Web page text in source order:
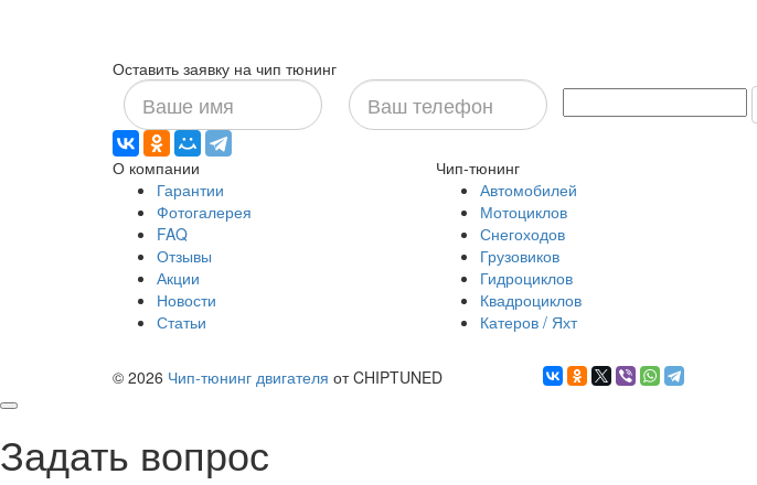
Оставить заявку на чип тюнинг
Ваше
имя
Ваш
телефон
О компании
Гарантии
Фотогалерея
FAQ
Отзывы
Акции
Новости
Статьи
Чип-тюнинг
Автомобилей
Мотоциклов
Снегоходов
Грузовиков
Гидроциклов
Квадроциклов
Катеров / Яхт
© 2026 Чип-тюнинг двигателя от CHIPTUNED
Задать вопрос